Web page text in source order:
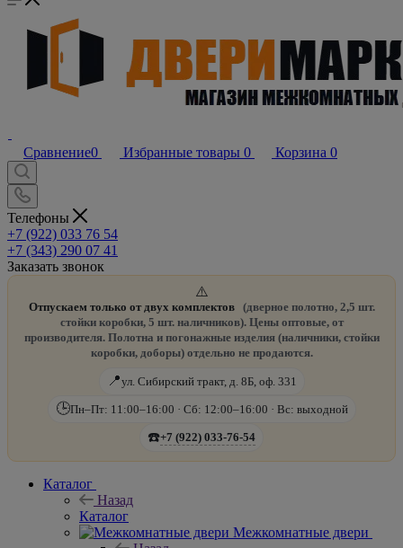
Сравнение0 Избранные товары 0 Корзина 0
Телефоны
+7 (922) 033 76 54
+7 (343) 290 07 41
Заказать звонок
⚠️
Отпускаем только от двух комплектов
(дверное полотно, 2,5 шт.
стойки коробки, 5 шт. наличников). Цены оптовые, от
производителя. Полотна и погонажные изделия (наличники, стойки
коробки, доборы) отдельно не продаются.
📍ул. Сибирский тракт, д. 8Б, оф. 331
🕒Пн–Пт: 11:00–16:00 · Сб: 12:00–16:00 · Вс: выходной
☎️+7 (922) 033-76-54
Каталог
Назад
Каталог
Межкомнатные двери